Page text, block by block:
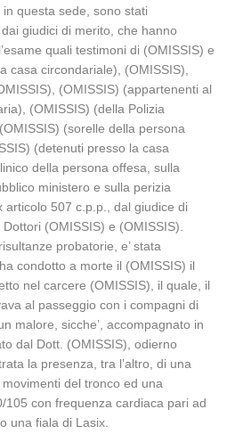
questa sede, sono stati
giudici di merito, che hanno
quali testimoni di (OMISSIS) e
casa circondariale), (OMISSIS),
(OMISSIS) (appartenenti al
(OMISSIS) (della Polizia
(sorelle della persona
(detenuti presso la casa
della persona offesa, sulla
ministero e sulla perizia
articolo 507 c.p.p., dal giudice di
(OMISSIS) e (OMISSIS).
probatorie, e’ stata
condotto a morte il (OMISSIS) il
nel carcere (OMISSIS), il quale, il
al passeggio con i compagni di
malore, sicche’, accompagnato in
dal Dott. (OMISSIS), odierno
la presenza, tra l’altro, di una
del tronco ed una
105 con frequenza cardiaca pari ad
una fiala di Lasix.